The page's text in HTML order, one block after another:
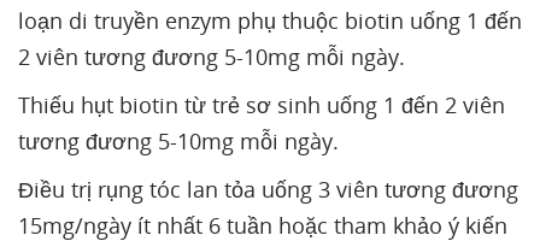
loạn di truyền enzym phụ thuộc biotin uống 1 đến
2 viên tương đương 5-10mg mỗi ngày.
Thiếu hụt biotin từ trẻ sơ sinh uống 1 đến 2 viên
tương đương 5-10mg mỗi ngày.
Điều trị rụng tóc lan tỏa uống 3 viên tương đương
15mg/ngày ít nhất 6 tuần hoặc tham khảo ý kiến